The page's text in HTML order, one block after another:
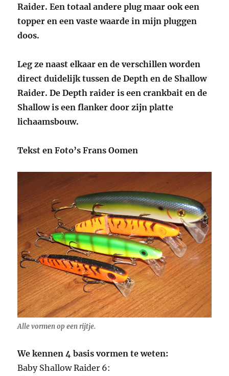
Raider. Een totaal andere plug maar ook een
topper en een vaste waarde in mijn pluggen
doos.
Leg ze naast elkaar en de verschillen worden
direct duidelijk tussen de Depth en de Shallow
Raider. De Depth raider is een crankbait en de
Shallow is een flanker door zijn platte
lichaamsbouw.
Tekst en Foto’s Frans Oomen
Alle vormen op een rijtje.
We kennen 4 basis vormen te weten:
Baby Shallow Raider 6: